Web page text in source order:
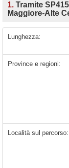
1. Tramite
Maggiore-Alte
Lunghezza:
Province e regioni:
Località sul percorso: